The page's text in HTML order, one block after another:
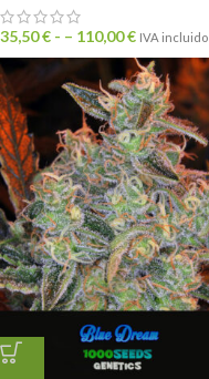
35,50€ - – 110,00€ IVA incluido